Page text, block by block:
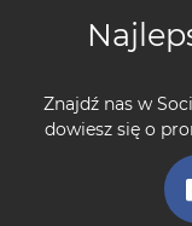
Znajdź nas w
dowiesz się o